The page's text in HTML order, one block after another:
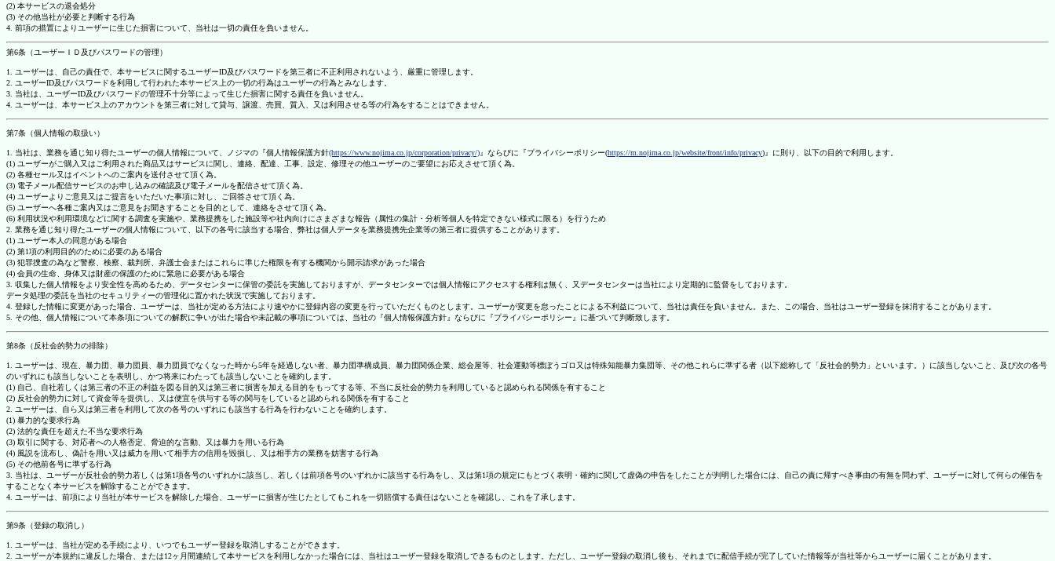
(2) 本サービスの退会処分
(3) その他当社が必要と判断する行為
4. 前項の措置によりユーザーに生じた損害について、当社は一切の責任を負いません。
第6条（ユーザーＩＤ及びパスワードの管理）
1. ユーザーは、自己の責任で、本サービスに関するユーザーID及びパスワードを第三者に不正利用されないよう、厳重に管理します。
2. ユーザーID及びパスワードを利用して行われた本サービス上の一切の行為はユーザーの行為とみなします。
3. 当社は、ユーザーID及びパスワードの管理不十分等によって生じた損害に関する責任を負いません。
4. ユーザーは、本サービス上のアカウントを第三者に対して貸与、譲渡、売買、質入、又は利用させる等の行為をすることはできません。
第7条（個人情報の取扱い）
1. 当社は、業務を通じ知り得たユーザーの個人情報について、ノジマの『個人情報保護方針(https://www.nojima.co.jp/corporation/privacy/)』ならびに『プライバシーポリシー(https://m.nojima.co.jp/website/front/info/privacy)』に則り、以下の目的で利用します。
(1) ユーザーがご購入又はご利用された商品又はサービスに関し、連絡、配達、工事、設定、修理その他ユーザーのご要望にお応えさせて頂く為。
(2) 各種セール又はイベントへのご案内を送付させて頂く為。
(3) 電子メール配信サービスのお申し込みの確認及び電子メールを配信させて頂く為。
(4) ユーザーよりご意見又はご提言をいただいた事項に対し、ご回答させて頂く為。
(5) ユーザーへ各種ご案内又はご意見をお聞きすることを目的として、連絡をさせて頂く為。
(6) 利用状況や利用環境などに関する調査を実施や、業務提携をした施設等や社内向けにさまざまな報告（属性の集計・分析等個人を特定できない様式に限る）を行うため
2. 業務を通じ知り得たユーザーの個人情報について、以下の各号に該当する場合、弊社は個人データを業務提携先企業等の第三者に提供することがあります。
(1) ユーザー本人の同意がある場合
(2) 第1項の利用目的のために必要のある場合
(3) 犯罪捜査の為など警察、検察、裁判所、弁護士会またはこれらに準じた権限を有する機関から開示請求があった場合
(4) 会員の生命、身体又は財産の保護のために緊急に必要がある場合
3. 収集した個人情報をより安全性を高めるため、データセンターに保管の委託を実施しておりますが、データセンターでは個人情報にアクセスする権利は無く、又データセンターは当社により定期的に監督をしております。
データ処理の委託を当社のセキュリティーの管理化に置かれた状況で実施しております。
4. 登録した情報に変更があった場合、ユーザーは、当社が定める方法により速やかに登録内容の変更を行っていただくものとします。ユーザーが変更を怠ったことによる不利益について、当社は責任を負いません。また、この場合、当社はユーザー登録を抹消することがあります。
5. その他、個人情報について本条項についての解釈に争いが出た場合や未記載の事項については、当社の『個人情報保護方針』ならびに『プライバシーポリシー』に基づいて判断致します。
第8条（反社会的勢力の排除）
1. ユーザーは、現在、暴力団、暴力団員、暴力団員でなくなった時から5年を経過しない者、暴力団準構成員、暴力団関係企業、総会屋等、社会運動等標ぼうゴロ又は特殊知能暴力集団等、その他これらに準ずる者（以下総称して「反社会的勢力」といいます。）に該当しないこと、及び次の各号
のいずれにも該当しないことを表明し、かつ将来にわたっても該当しないことを確約します。
(1) 自己、自社若しくは第三者の不正の利益を図る目的又は第三者に損害を加える目的をもってする等、不当に反社会的勢力を利用していると認められる関係を有すること
(2) 反社会的勢力に対して資金等を提供し、又は便宜を供与する等の関与をしていると認められる関係を有すること
2. ユーザーは、自ら又は第三者を利用して次の各号のいずれにも該当する行為を行わないことを確約します。
(1) 暴力的な要求行為
(2) 法的な責任を超えた不当な要求行為
(3) 取引に関する、対応者への人格否定、脅迫的な言動、又は暴力を用いる行為
(4) 風説を流布し、偽計を用い又は威力を用いて相手方の信用を毀損し、又は相手方の業務を妨害する行為
(5) その他前各号に準ずる行為
3. 当社は、ユーザーが反社会的勢力若しくは第1項各号のいずれかに該当し、若しくは前項各号のいずれかに該当する行為をし、又は第1項の規定にもとづく表明・確約に関して虚偽の申告をしたことが判明した場合には、自己の責に帰すべき事由の有無を問わず、ユーザーに対して何らの催告を
することなく本サービスを解除することができます。
4. ユーザーは、前項により当社が本サービスを解除した場合、ユーザーに損害が生じたとしてもこれを一切賠償する責任はないことを確認し、これを了承します。
第9条（登録の取消し）
1. ユーザーは、当社が定める手続により、いつでもユーザー登録を取消しすることができます。
2. ユーザーが本規約に違反した場合、または12ヶ月間連続して本サービスを利用しなかった場合には、当社はユーザー登録を取消しできるものとします。ただし、ユーザー登録の取消し後も、それまでに配信手続が完了していた情報等が当社等からユーザーに届くことがあります。